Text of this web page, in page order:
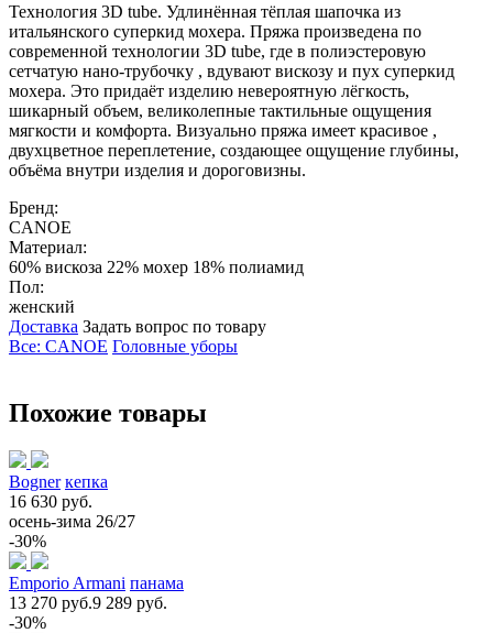
Технология 3D tube. Удлинённая тёплая шапочка из
итальянского суперкид мохера. Пряжа произведена по
современной технологии 3D tube, где в полиэстеровую
сетчатую нано-трубочку , вдувают вискозу и пух суперкид
мохера. Это придаёт изделию невероятную лёгкость,
шикарный объем, великолепные тактильные ощущения
мягкости и комфорта. Визуально пряжа имеет красивое ,
двухцветное переплетение, создающее ощущение глубины,
объёма внутри изделия и дороговизны.
Бренд:
CANOE
Материал:
60% вискоза 22% мохер 18% полиамид
Пол:
женский
Доставка Задать вопрос по товару
Все: CANOE Головные уборы
Похожие товары
Bogner кепка
16 630 руб.
осень-зима 26/27
-30%
Emporio Armani панама
13 270 руб.9 289 руб.
-30%